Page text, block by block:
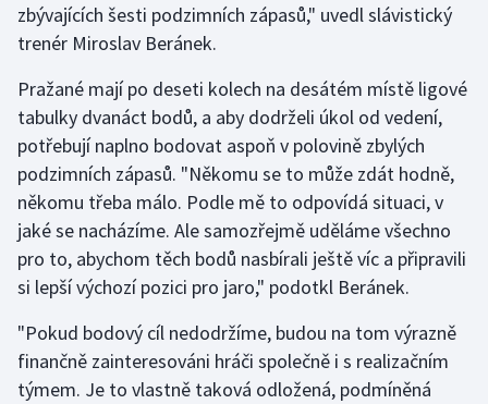
Gymnastika
Jezdectví
Judo
Krasobruslení
Lezení
Lyže a snowboard
Moderní pětiboj
zbývajících šesti podzimních zápasů," uvedl slávistický
trenér Miroslav Beránek.
Pražané mají po deseti kolech na desátém místě ligové
tabulky dvanáct bodů, a aby dodrželi úkol od vedení,
potřebují naplno bodovat aspoň v polovině zbylých
podzimních zápasů. "Někomu se to může zdát hodně,
někomu třeba málo. Podle mě to odpovídá situaci, v
jaké se nacházíme. Ale samozřejmě uděláme všechno
pro to, abychom těch bodů nasbírali ještě víc a připravili
si lepší výchozí pozici pro jaro," podotkl Beránek.
"Pokud bodový cíl nedodržíme, budou na tom výrazně
finančně zainteresováni hráči společně i s realizačním
týmem. Je to vlastně taková odložená, podmíněná